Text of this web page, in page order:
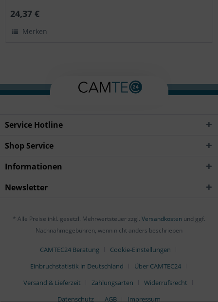
24,37 €
Merken
Service Hotline
Shop Service
Informationen
Newsletter
* Alle Preise inkl. gesetzl. Mehrwertsteuer zzgl. Versandkosten und ggf.
Nachnahmegebühren, wenn nicht anders beschrieben
CAMTEC24 Beratung
Cookie-Einstellungen
Einbruchstatistik in Deutschland
Über CAMTEC24
Versand & Lieferzeit
Zahlungsarten
Widerrufsrecht
Datenschutz
AGB Impressum